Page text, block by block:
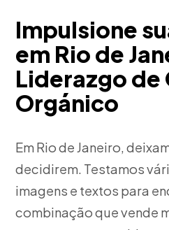
Impulsione
em Rio de
Liderazgo de
Orgánico
Em Rio de Janeiro,
decidirem. Testamos
imagens e textos para
combinação que vende